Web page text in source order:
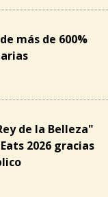
más de 600%
de la Belleza"
2026 gracias